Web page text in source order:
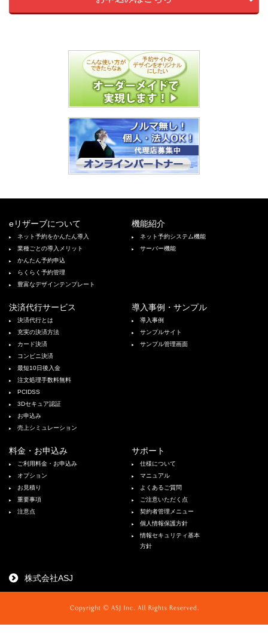
eリザーブについて
ネット予約をかんたん導入
業種ごとの導入メリット
かんたん予約申込
らくらく予約管理
豊富なデザインテンプレート
機能紹介
ネット予約システム機能
サーバー機能
決済代行サービス
決済代行とは
充実の決済方法
カード決済
コンビニ決済
最短10日後入金
注文処理手数料無料
PCIDSS
3Dセキュア認証
お申込み
売上シミュレーション
導入事例・サンプル
導入事例
サンプルサイト
サンプル管理画面
料金・お申込み
ご利用料金・お申込み
オプション
お見積り
重要事項
注意点
サポート
仕様について
マニュアル
よくあるご質問
ご注意いただく点
契約者管理メニュー
個人情報保護方針
情報セキュリティ基本
方針
株式会社ASJ